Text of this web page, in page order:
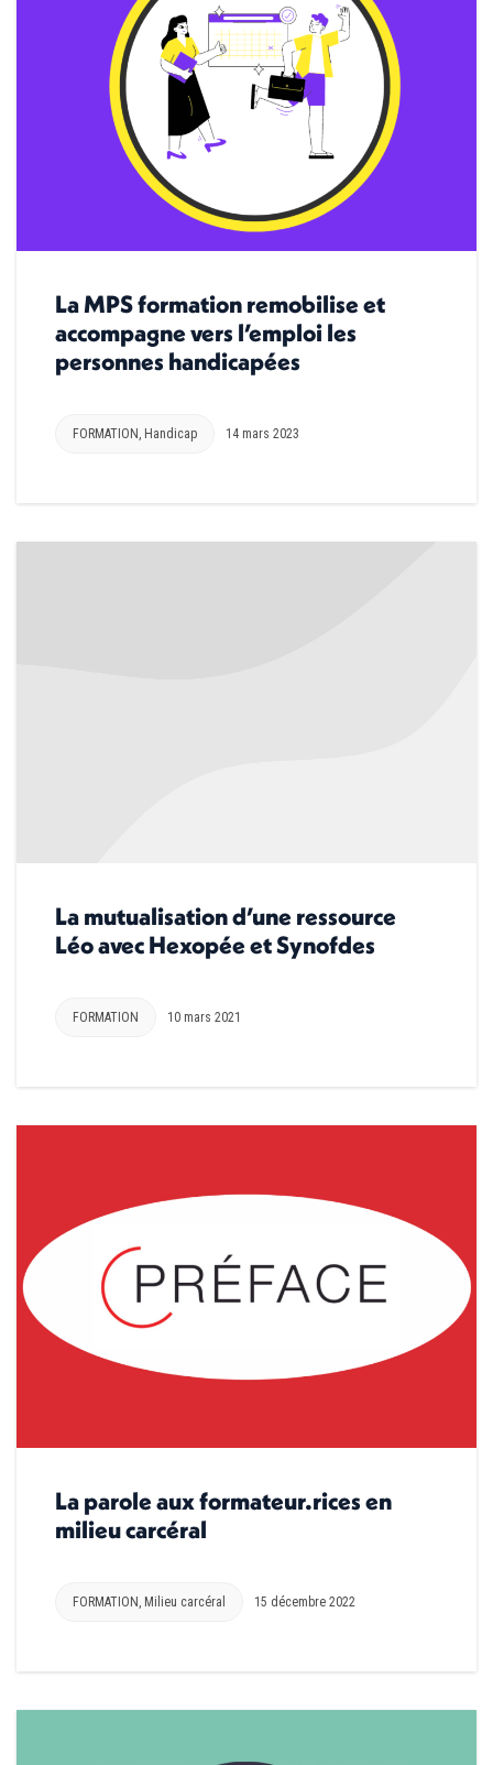
La MPS formation remobilise et
accompagne vers l’emploi les
personnes handicapées
FORMATION Handicap 14 mars 2023
La mutualisation d’une ressource
Léo avec Hexopée et Synofdes
FORMATION 10 mars 2021
La parole aux formateur.rices en
milieu carcéral
FORMATION , Milieu carcéral 15 décembre 2022